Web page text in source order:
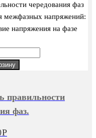
чередования фаз
межфазных напряжений:
напряжения на фазе
правильности
фаз.
Р